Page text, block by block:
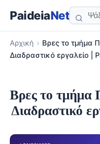
PaideiaNet
Αρχική › Βρες το τμήμα
Διαδραστικό εργαλείο |
Βρες το τμήμα
Διαδραστικό